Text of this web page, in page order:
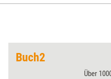
Buch2
Über